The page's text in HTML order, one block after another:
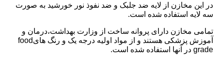
در این مخازن از لایه ضد جلبک و ضد نفوذ نور خورشید به صورت
سه لایه استفاده شده است.
تمامی مخازن دارای پروانه ساخت از وزارت بهداشت،درمان و
آموزش پزشکی هستند و از مواد اولیه درجه یک و رنگ هایfood
grade در آنها استفاده شده است.